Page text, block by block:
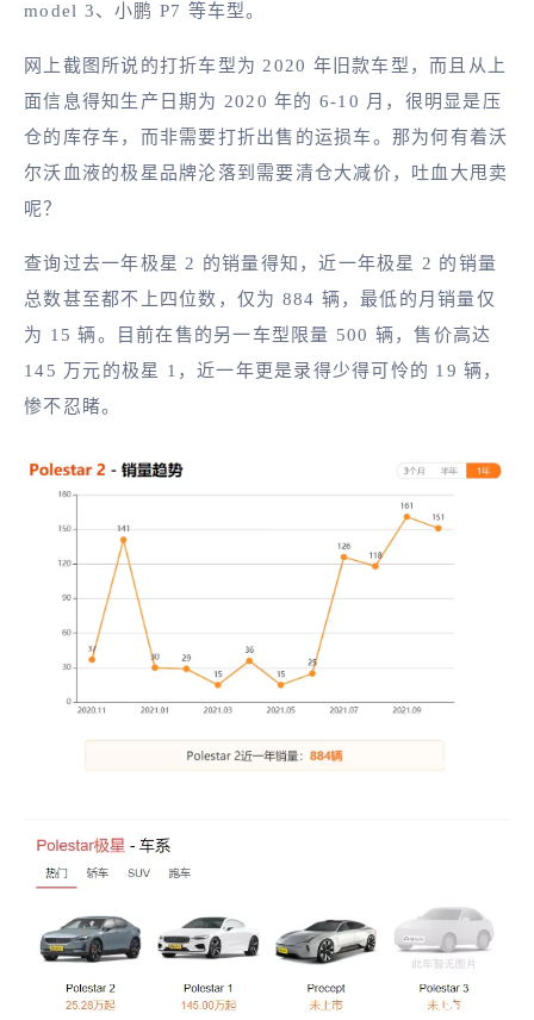
model 3、小鹏 P7 等车型。
网上截图所说的打折车型为 2020 年旧款车型，而且从上
面信息得知生产日期为 2020 年的 6-10 月，很明显是压
仓的库存车，而非需要打折出售的运损车。那为何有着沃
尔沃血液的极星品牌沦落到需要清仓大减价，吐血大甩卖
呢？
查询过去一年极星 2 的销量得知，近一年极星 2 的销量
总数甚至都不上四位数，仅为 884 辆，最低的月销量仅
为 15 辆。目前在售的另一车型限量 500 辆，售价高达
145 万元的极星 1，近一年更是录得少得可怜的 19 辆，
惨不忍睹。